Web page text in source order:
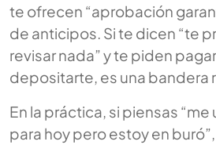
te ofrecen “aprobación
de anticipos. Si te dicen “te
revisar nada” y te piden
depositarte, es una bandera
En la práctica, si piensas
para hoy pero estoy en